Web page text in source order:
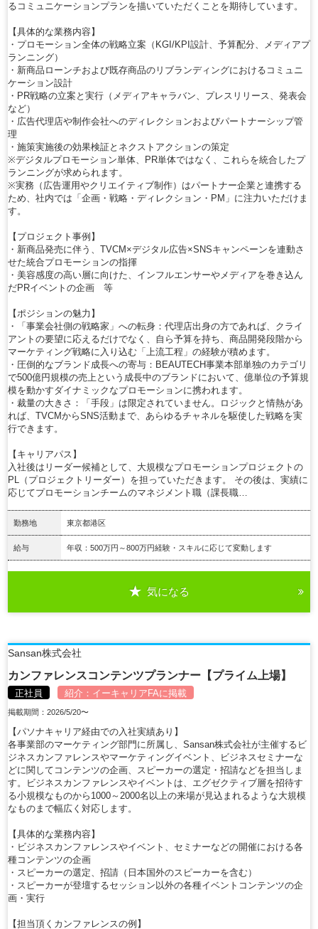
るコミュニケーションプランを描いていただくことを期待しています。
【具体的な業務内容】
・プロモーション全体の戦略立案（KGI/KPI設計、予算配分、メディアプ
ランニング）
・新商品ローンチおよび既存商品のリブランディングにおけるコミュニ
ケーション設計
・PR戦略の立案と実行（メディアキャラバン、プレスリリース、発表会
など）
・広告代理店や制作会社へのディレクションおよびパートナーシップ管
理
・施策実施後の効果検証とネクストアクションの策定
※デジタルプロモーション単体、PR単体ではなく、これらを統合したプ
ランニングが求められます。
※実務（広告運用やクリエイティブ制作）はパートナー企業と連携する
ため、社内では「企画・戦略・ディレクション・PM」に注力いただけま
す。
【プロジェクト事例】
・新商品発売に伴う、TVCM×デジタル広告×SNSキャンペーンを連動さ
せた統合プロモーションの指揮
・美容感度の高い層に向けた、インフルエンサーやメディアを巻き込ん
だPRイベントの企画 等
【ポジションの魅力】
・「事業会社側の戦略家」への転身：代理店出身の方であれば、クライ
アントの要望に応えるだけでなく、自ら予算を持ち、商品開発段階から
マーケティング戦略に入り込む「上流工程」の経験が積めます。
・圧倒的なブランド成長への寄与：BEAUTECH事業本部単独のカテゴリ
で500億円規模の売上という成長中のブランドにおいて、億単位の予算規
模を動かすダイナミックなプロモーションに携われます。
・裁量の大きさ：「手段」は限定されていません。ロジックと情熱があ
れば、TVCMからSNS活動まで、あらゆるチャネルを駆使した戦略を実
行できます。
【キャリアパス】
入社後はリーダー候補として、大規模なプロモーションプロジェクトの
PL（プロジェクトリーダー）を担っていただきます。 その後は、実績に
応じてプロモーションチームのマネジメント職（課長職…
勤務地 東京都港区
給与 年収：500万円～800万円経験・スキルに応じて変動します
気になる
Sansan株式会社
カンファレンスコンテンツプランナー【プライム上場】
正社員 紹介： イーキャリアFAに掲載
掲載期間：2026/5/20〜
【パソナキャリア経由での入社実績あり】
各事業部のマーケティング部門に所属し、Sansan株式会社が主催するビ
ジネスカンファレンスやマーケティングイベント、ビジネスセミナーな
どに関してコンテンツの企画、スピーカーの選定・招請などを担当しま
す。ビジネスカンファレンスやイベントは、エグゼクティブ層を招待す
る小規模なものから1000～2000名以上の来場が見込まれるような大規模
なものまで幅広く対応します。
【具体的な業務内容】
・ビジネスカンファレンスやイベント、セミナーなどの開催における各
種コンテンツの企画
・スピーカーの選定、招請（日本国外のスピーカーを含む）
・スピーカーが登壇するセッション以外の各種イベントコンテンツの企
画・実行
【担当頂くカンファレンスの例】